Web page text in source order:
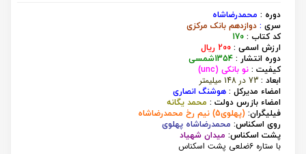
دوره : محمدرضاشاه
سری : دوازدهم بانک مرکزی
کد کتاب : 170
ارزش اسمی : 200 ریال
دوره انتشار : 1354شمسی
کیفیت : نو بانکی (unc)
ابعاد : 73 در 148 میلیمتر
امضاء مدیرکل : هوشنگ انصاری
امضاء بازرس دولت : محمد یگانه
فیلیگران: (پهلوی5) نیم رخ محمدرضاشاه
روی اسکناس: محمدرضاشاه پهلوی
پشت اسکناس: میدان شهیاد
با ستاره 6ضلعی پشت اسکناس